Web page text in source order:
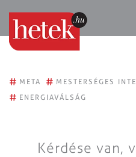
# META # MESTERSÉGES
# ENERGIAVÁLSÁG
Kérdése van,